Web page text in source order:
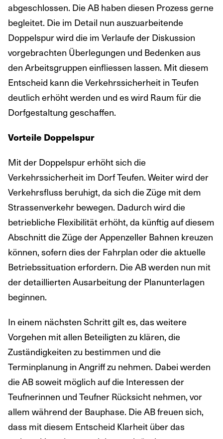
abgeschlossen. Die AB haben diesen Prozess gerne
begleitet. Die im Detail nun auszuarbeitende
Doppelspur wird die im Verlaufe der Diskussion
vorgebrachten Überlegungen und Bedenken aus
den Arbeitsgruppen einfliessen lassen. Mit diesem
Entscheid kann die Verkehrssicherheit in Teufen
deutlich erhöht werden und es wird Raum für die
Dorfgestaltung geschaffen.
Vorteile Doppelspur
Mit der Doppelspur erhöht sich die
Verkehrssicherheit im Dorf Teufen. Weiter wird der
Verkehrsfluss beruhigt, da sich die Züge mit dem
Strassenverkehr bewegen. Dadurch wird die
betriebliche Flexibilität erhöht, da künftig auf diesem
Abschnitt die Züge der Appenzeller Bahnen kreuzen
können, sofern dies der Fahrplan oder die aktuelle
Betriebssituation erfordern. Die AB werden nun mit
der detaillierten Ausarbeitung der Planunterlagen
beginnen.
In einem nächsten Schritt gilt es, das weitere
Vorgehen mit allen Beteiligten zu klären, die
Zuständigkeiten zu bestimmen und die
Terminplanung in Angriff zu nehmen. Dabei werden
die AB soweit möglich auf die Interessen der
Teufnerinnen und Teufner Rücksicht nehmen, vor
allem während der Bauphase. Die AB freuen sich,
dass mit diesem Entscheid Klarheit über das